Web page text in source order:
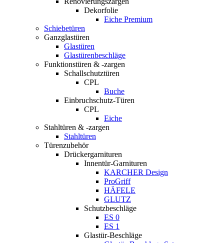
Dekorfolie
Eiche Premium
Schiebetüren
Ganzglastüren
Glastüren
Glastürenbeschläge
Funktionstüren & -zargen
Schallschutztüren
CPL
Buche
Einbruchschutz-Türen
CPL
Eiche
Stahltüren & -zargen
Stahltüren
Türenzubehör
Drückergarnituren
Innentür-Garnituren
KARCHER Design
ProGriff
HÄFELE
GLUTZ
Schutzbeschläge
ES 0
ES 1
Glastür-Beschläge